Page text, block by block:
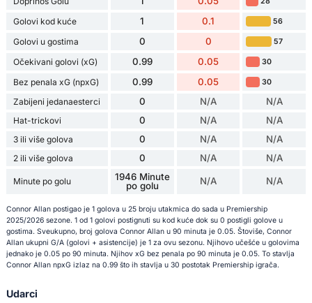
Golovi kod kuće 1 0.1 56
Golovi u gostima 0 0 57
Očekivani golovi (xG) 0.99 0.05 30
Bez penala xG (npxG) 0.99 0.05 30
Zabijeni jedanaesterci 0 N/A N/A
Hat-trickovi 0 N/A N/A
3 ili više golova 0 N/A N/A
2 ili više golova 0 N/A N/A
Minute po golu
1946 Minute
po golu
N/A N/A
Connor Allan postigao je 1 golova u 25 broju utakmica do sada u Premiership
2025/2026 sezone. 1 od 1 golovi postignuti su kod kuće dok su 0 postigli golove u
gostima. Sveukupno, broj golova Connor Allan u 90 minuta je 0.05. Štoviše, Connor
Allan ukupni G/A (golovi + asistencije) je 1 za ovu sezonu. Njihovo učešće u golovima
jednako je 0.05 po 90 minuta. Njihov xG bez penala po 90 minuta je 0.05. To stavlja
Connor Allan npxG izlaz na 0.99 što ih stavlja u 30 postotak Premiership igrača.
Udarci